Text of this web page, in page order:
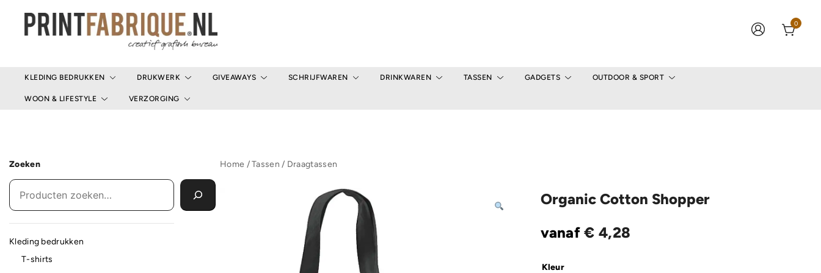
0
KLEDING BEDRUKKEN DRUKWERK GIVEAWAYS SCHRIJFWAREN DRINKWAREN TASSEN GADGETS OUTDOOR & SPORT
WOON & LIFESTYLE VERZORGING
Home /Tassen / Draagtassen
Organic Cotton Shopper
vanaf € 4,28
Kleur
Zoeken
Kleding bedrukken
T-shirts